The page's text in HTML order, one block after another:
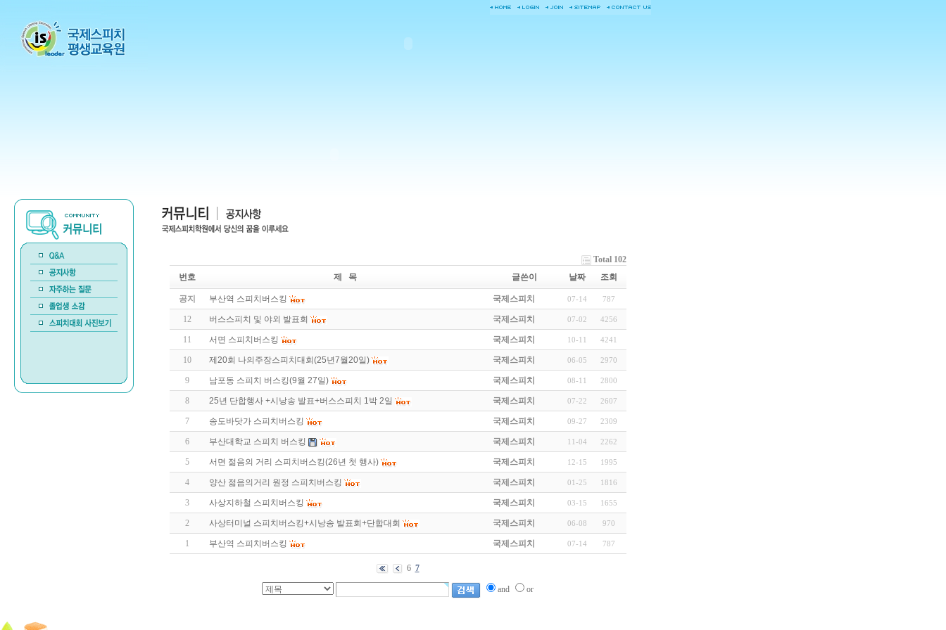
Total 102
번호
제 목 글쓴이 날짜 조회
공지 부산역 스피치버스킹 국제스피치 07-14 787
12 버스스피치 및 야외 발표회 국제스피치 07-02 4256
11 서면 스피치버스킹 국제스피치 10-11 4241
10 제20회 나의주장스피치대회(25년7월20일) 국제스피치 06-05 2970
9 남포동 스피치 버스킹(9월 27일) 국제스피치 08-11 2800
8 25년 단합행사 +시낭송 발표+버스스피치 1박 2일 국제스피치 07-22 2607
7 송도바닷가 스피치버스킹 국제스피치 09-27 2309
6 부산대학교 스피치 버스킹 국제스피치 11-04 2262
5 서면 젊음의 거리 스피치버스킹(26년 첫 행사) 국제스피치 12-15 1995
4 양산 젊음의거리 원정 스피치버스킹 국제스피치 01-25 1816
3 사상지하철 스피치버스킹 국제스피치 03-15 1655
2 사상터미널 스피치버스킹+시낭송 발표회+단합대회 국제스피치 06-08 970
1 부산역 스피치버스킹 국제스피치 07-14 787
6 7
and or